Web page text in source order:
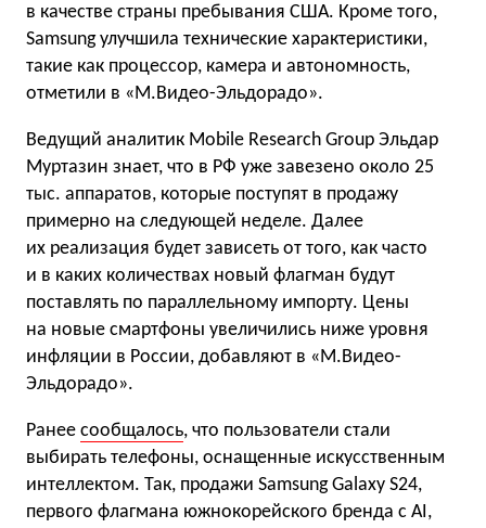
в качестве страны пребывания США. Кроме того,
Samsung улучшила технические характеристики,
такие как процессор, камера и автономность,
отметили в «М.Видео-Эльдорадо».
Ведущий аналитик Mobile Research Group Эльдар
Муртазин знает, что в РФ уже завезено около 25
тыс. аппаратов, которые поступят в продажу
примерно на следующей неделе. Далее
их реализация будет зависеть от того, как часто
и в каких количествах новый флагман будут
поставлять по параллельному импорту. Цены
на новые смартфоны увеличились ниже уровня
инфляции в России, добавляют в «М.Видео-
Эльдорадо».
Ранее сообщалось, что пользователи стали
выбирать телефоны, оснащенные искусственным
интеллектом. Так, продажи Samsung Galaxy S24,
первого флагмана южнокорейского бренда с AI,